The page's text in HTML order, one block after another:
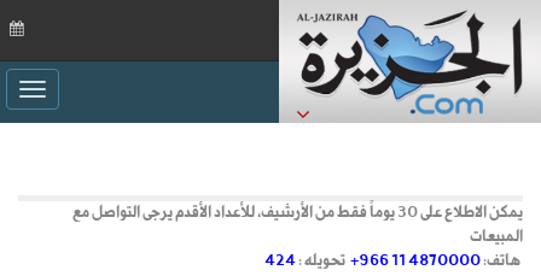
يمكن الاطلاع على 30 يوماً فقط من الأرشيف، للأعداد الأقدم يرجى التواصل مع
المبيعات
هاتف: +966 11 4870000 تحويله : 424